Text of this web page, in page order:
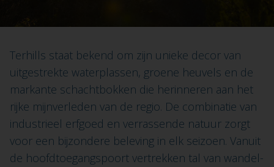
Terhills staat bekend om zijn unieke decor van
uitgestrekte waterplassen, groene heuvels en de
markante schachtbokken die herinneren aan het
rijke mijnverleden van de regio. De combinatie van
industrieel erfgoed en verrassende natuur zorgt
voor een bijzondere beleving in elk seizoen. Vanuit
de hoofdtoegangspoort vertrekken tal van wandel-